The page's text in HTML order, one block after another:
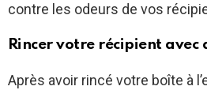
contre les odeurs de vos
Rincer votre récipient avec
Après avoir rincé votre boîte à